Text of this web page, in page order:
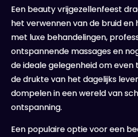
Een beauty vrijgezellenfeest
het verwennen van de bruid en
met luxe behandelingen,
ontspannende massages en
de ideale gelegenheid om
de drukte van het dagelijks
dompelen in een wereld van
ontspanning.
Een populaire optie voor een